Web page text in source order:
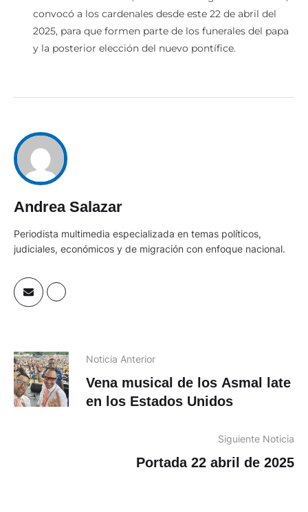
Giovanni Battista Re, rector del Colegio Cardenalicio,
convocó a los cardenales desde este 22 de abril del
2025, para que formen parte de los funerales del papa
Andrea Salazar
Periodista multimedia especializada en temas políticos,
Vena musical de los Asmal late